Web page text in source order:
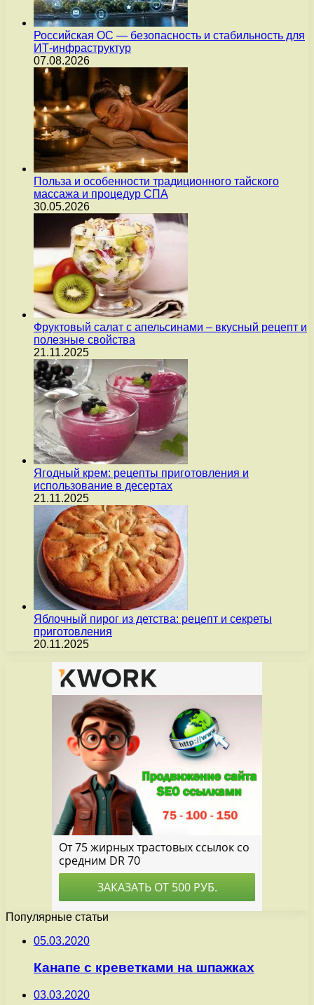
Российская ОС — безопасность и стабильность для
ИТ-инфраструктур
07.08.2026
Польза и особенности традиционного тайского
массажа и процедур СПА
30.05.2026
Фруктовый салат с апельсинами – вкусный рецепт и
полезные свойства
21.11.2025
Ягодный крем: рецепты приготовления и
использование в десертах
21.11.2025
Яблочный пирог из детства: рецепт и секреты
приготовления
20.11.2025
Популярные статьи
05.03.2020
Канапе с креветками на шпажках
03.03.2020